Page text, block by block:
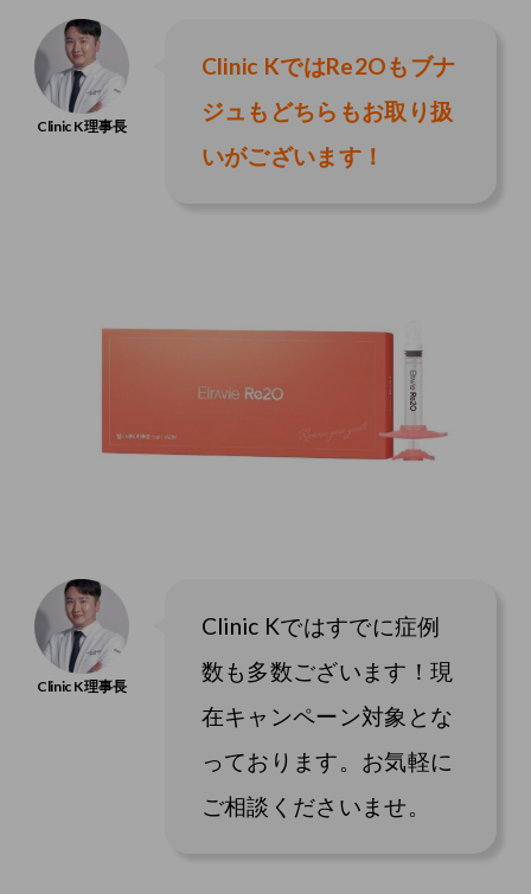
Clinic KではRe2Oもブナ
ジュもどちらもお取り扱
いがございます！
Clinic Kではすでに症例
数も多数ございます！現
在キャンペーン対象とな
っております。お気軽に
ご相談くださいませ。